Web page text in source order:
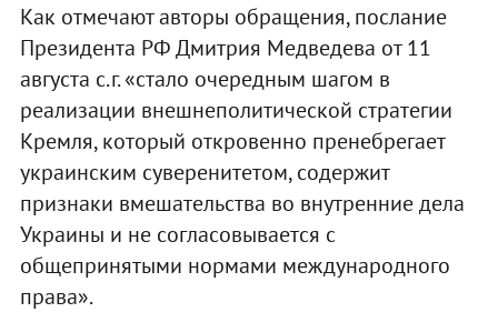
Как отмечают авторы обращения, послание
Президента РФ Дмитрия Медведева от 11
августа с.г. «стало очередным шагом в
реализации внешнеполитической стратегии
Кремля, который откровенно пренебрегает
украинским суверенитетом, содержит
признаки вмешательства во внутренние дела
Украины и не согласовывается с
общепринятыми нормами международного
права».